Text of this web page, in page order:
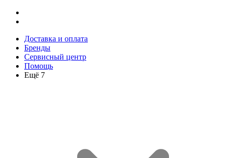
Доставка и оплата
Бренды
Сервисный центр
Помощь
Ещё 7